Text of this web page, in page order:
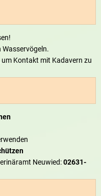
Wasservögeln.
um Kontakt mit Kadavern zu
Neuwied:02631-